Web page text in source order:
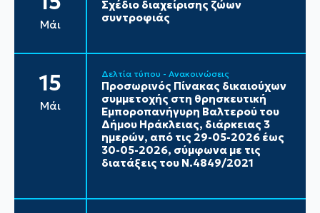
Μάι
Σχέδιο διαχείρισης ζώων
συντροφιάς
15
Μάι
Δελτία τύπου - Ανακοινώσεις
Προσωρινός Πίνακας δικαιούχων
συμμετοχής στη θρησκευτική
Εμποροπανήγυρη Βαλτερού του
Δήμου Ηράκλειας, διάρκειας 3
ημερών, από τις 29-05-2026 έως
30-05-2026, σύμφωνα με τις
διατάξεις του Ν.4849/2021